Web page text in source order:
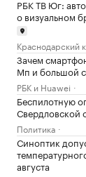
РБК ТВ Юг:
о визуальном
Краснодарский
Зачем
Мп и большой
РБК и Huawei
Беспилотную
Свердловской
Политика
Синоптик
августа